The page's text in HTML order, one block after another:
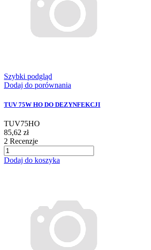
Szybki podgląd
Dodaj do porównania
TUV 75W HO DO DEZYNFEKCJI
TUV75HO
85,62 zł
2 Recenzje
Dodaj do koszyka